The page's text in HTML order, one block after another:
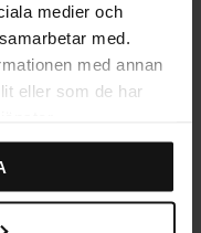
medier och
med.
med annan
eller som de har